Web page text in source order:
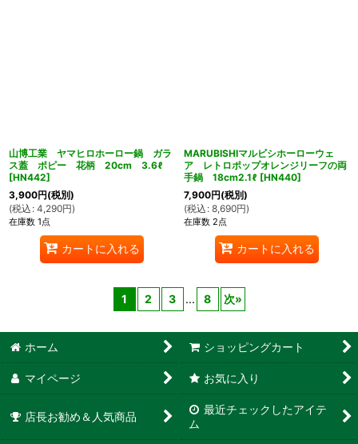
山博工業 ヤマヒロホーロー鍋 ガラ
ス蓋 ポピー 花柄 20cm 3.6ℓ
[HN442]
3,900円(税別)
(税込 : 4,290円)
在庫数 1点
カートに入れる
MARUBISHIマルビシホーローウェ
ア レトロポップオレンジリーフの両
手鍋 18cm2.1ℓ [HN440]
7,900円(税別)
(税込 : 8,690円)
在庫数 2点
カートに入れる
1 2 3 ... 8 次»
ホーム ショッピングカート
マイページ お気に入り
店長お勧め＆人気商品
最近チェックしたアイテ
ム